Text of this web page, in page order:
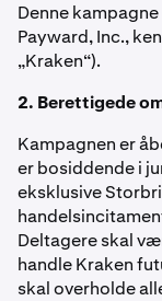
Denne
Payward, Inc.,
„Kraken“).
2. Berettigede
Kampagnen er
er bosiddende i
eksklusive
Deltagere skal
handle Kraken
skal overholde